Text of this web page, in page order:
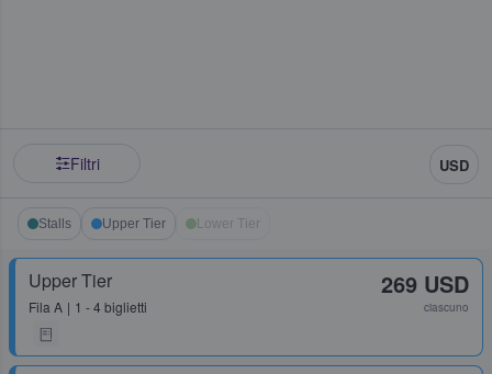
Filtri USD
Stalls Upper Tier Lower Tier
Upper Tier
Fila A 1 - 4 biglietti
269 USD
ciascuno